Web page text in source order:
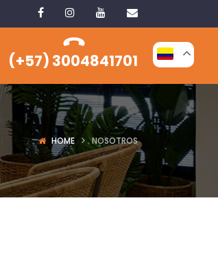
(+57) 3004841701
HOME NOSOTROS